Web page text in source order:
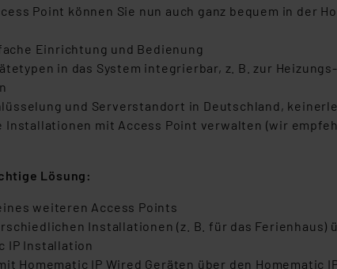
Point können Sie nun auch ganz bequem in der
Einrichtung und Bedienung
in das System integrierbar, z. B. zur
und Serverstandort in Deutschland,
Installationen mit Access Point verwalten (wir
Lösung:
weiteren Access Points
Installationen (z. B. für das Ferienhaus)
IP Installation
Homematic IP Wired Geräten über den Homematic